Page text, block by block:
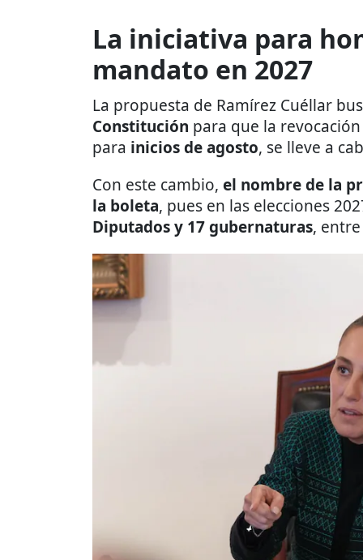
La iniciativa para
mandato en 2027
La propuesta de Ramírez Cuéllar
Constitución para que la
para inicios de agosto, se lleve a
Con este cambio, el nombre de la
la boleta, pues en las elecciones
Diputados y 17 gubernaturas,